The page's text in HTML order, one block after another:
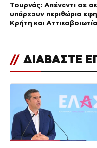
Τουρνάς: Απέναντι σε
υπάρχουν περιθώρια
Κρήτη και Αττικοβοιωτία
// ΔΙΑΒΑΣΤΕ